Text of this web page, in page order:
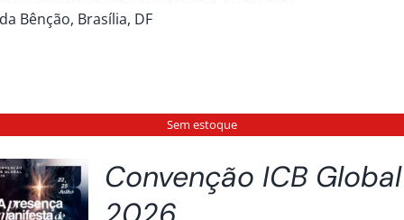
da Bênção, Brasília, DF
Sem estoque
Convenção ICB Global